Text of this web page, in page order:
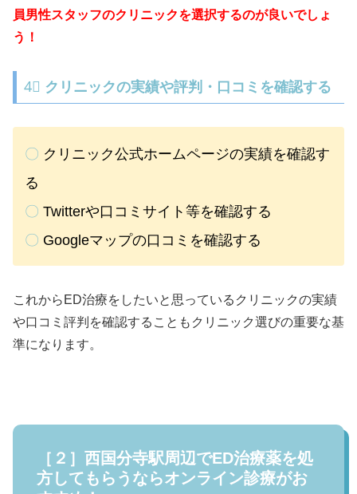
員男性スタッフのクリニックを選択するのが良いでしょ
う！
4⃣ クリニックの実績や評判・口コミを確認する
〇 クリニック公式ホームページの実績を確認す
る
〇 Twitterや口コミサイト等を確認する
〇 Googleマップの口コミを確認する
これからED治療をしたいと思っているクリニックの実績
や口コミ評判を確認することもクリニック選びの重要な基
準になります。
［２］西国分寺駅周辺でED治療薬を処
方してもらうならオンライン診療がお